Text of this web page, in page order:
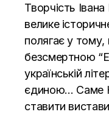
Творчість
велике
полягає у
безсмертною
українській
єдиною… Саме
ставити